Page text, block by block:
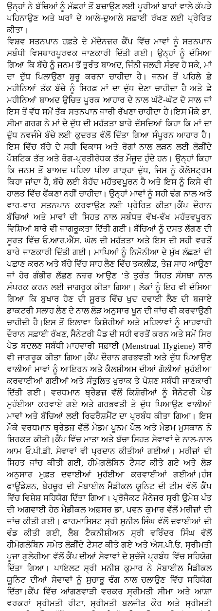
ਉਨ੍ਹਾਂ ਨੇ ਬੱਚਿਆਂ ਨੂੰ ਮੱਛਰਾਂ ਤੋਂ ਬਚਾਉਣ ਲਈ ਪੂਰੀਆਂ ਬਾਹਾਂ ਵਾਲੇ ਕੱਪੜੇ
ਪਹਿਨਾਉਣ ਅਤੇ ਘਰਾਂ ਦੇ ਆਲੇ-ਦੁਆਲੇ ਸਫ਼ਾਈ ਰੱਖਣ ਲਈ ਪ੍ਰੇਰਿਤ
ਕੀਤਾ।
ਵਿਸ਼ਵ ਸਤਨਪਾਨ ਹਫ਼ਤੇ ਦੇ ਮੱਦੇਨਜ਼ਰ ਕੈਂਪ ਵਿੱਚ ਮਾਵਾਂ ਨੂੰ ਸਤਨਪਾਨ
ਸਬੰਧੀ ਵਿਸਥਾਰਪੂਰਵਕ ਜਾਣਕਾਰੀ ਦਿੱਤੀ ਗਈ। ਉਨ੍ਹਾਂ ਨੂੰ ਦੱਸਿਆ
ਗਿਆ ਕਿ ਬੱਚੇ ਨੂੰ ਜਨਮ ਤੋਂ ਤੁਰੰਤ ਬਾਅਦ, ਜਿੰਨੀ ਜਲਦੀ ਸੰਭਵ ਹੋ ਸਕੇ, ਮਾਂ
ਦਾ ਦੁੱਧ ਪਿਲਾਉਣਾ ਸ਼ੁਰੂ ਕਰਨਾ ਚਾਹੀਦਾ ਹੈ। ਜਨਮ ਤੋਂ ਪਹਿਲੇ ਛੇ
ਮਹੀਨਿਆਂ ਤੱਕ ਬੱਚੇ ਨੂੰ ਸਿਰਫ਼ ਮਾਂ ਦਾ ਦੁੱਧ ਦੇਣਾ ਚਾਹੀਦਾ ਹੈ ਅਤੇ ਛੇ
ਮਹੀਨਿਆਂ ਬਾਅਦ ਉਚਿਤ ਪੂਰਕ ਆਹਾਰ ਦੇ ਨਾਲ ਘੱਟੋ-ਘੱਟ ਦੋ ਸਾਲ ਜਾਂ
ਇਸ ਤੋਂ ਵੱਧ ਸਮੇਂ ਤੱਕ ਸਤਨਪਾਨ ਜਾਰੀ ਰੱਖਣਾ ਚਾਹੀਦਾ ਹੈ।ਇਸ ਮੌਕੇ ਡਾ.
ਸੀਮਾ ਗਰਗ ਨੇ ਮਾਂ ਦੇ ਦੁੱਧ ਦੀ ਮਹੱਤਤਾ ਬਾਰੇ ਦੱਸਦਿਆਂ ਕਿਹਾ ਕਿ ਮਾਂ ਦਾ
ਦੁੱਧ ਨਵਜੰਮੇ ਬੱਚੇ ਲਈ ਕੁਦਰਤ ਵੱਲੋਂ ਦਿੱਤਾ ਗਿਆ ਸੰਪੂਰਨ ਆਹਾਰ ਹੈ।
ਇਸ ਵਿੱਚ ਬੱਚੇ ਦੇ ਸਹੀ ਵਿਕਾਸ ਅਤੇ ਰੋਗਾਂ ਨਾਲ ਲੜਨ ਲਈ ਲੋੜੀਂਦੇ
ਪੌਸ਼ਟਿਕ ਤੱਤ ਅਤੇ ਰੋਗ-ਪ੍ਰਤੀਰੋਧਕ ਤੱਤ ਮੌਜੂਦ ਹੁੰਦੇ ਹਨ। ਉਨ੍ਹਾਂ ਕਿਹਾ
ਕਿ ਜਨਮ ਤੋਂ ਬਾਅਦ ਪਹਿਲਾ ਪੀਲਾ ਗਾੜ੍ਹਾ ਦੁੱਧ, ਜਿਸ ਨੂੰ ਕੋਲੋਸਟ੍ਰਮ
ਕਿਹਾ ਜਾਂਦਾ ਹੈ, ਬੱਚੇ ਲਈ ਬੇਹੱਦ ਮਹੱਤਵਪੂਰਨ ਹੈ ਅਤੇ ਇਸ ਨੂੰ ਕਿਸੇ ਵੀ
ਹਾਲਤ ਵਿੱਚ ਫੈਂਕਣਾ ਨਹੀਂ ਚਾਹੀਦਾ। ਉਨ੍ਹਾਂ ਮਾਵਾਂ ਨੂੰ ਸਹੀ ਢੰਗ ਨਾਲ ਅਤੇ
ਵਾਰ-ਵਾਰ ਸਤਨਪਾਨ ਕਰਵਾਉਣ ਲਈ ਪ੍ਰੇਰਿਤ ਕੀਤਾ।ਕੈਂਪ ਦੌਰਾਨ
ਬੱਚਿਆਂ ਅਤੇ ਮਾਵਾਂ ਦੀ ਸਿਹਤ ਨਾਲ ਸਬੰਧਤ ਵੱਖ-ਵੱਖ ਮਹੱਤਵਪੂਰਨ
ਵਿਸ਼ਿਆਂ ਬਾਰੇ ਵੀ ਜਾਗਰੂਕਤਾ ਦਿੱਤੀ ਗਈ। ਬੱਚਿਆਂ ਨੂੰ ਦਸਤ ਲੱਗਣ ਦੀ
ਸੂਰਤ ਵਿੱਚ ਓ.ਆਰ.ਐੱਸ. ਘੋਲ ਦੀ ਮਹੱਤਤਾ ਅਤੇ ਇਸ ਦੀ ਸਹੀ ਵਰਤੋਂ
ਬਾਰੇ ਜਾਣਕਾਰੀ ਦਿੱਤੀ ਗਈ। ਮਾਪਿਆਂ ਨੂੰ ਨਿਮੋਨੀਆ ਦੇ ਮੁੱਖ ਲੱਛਣਾਂ ਦੀ
ਪਛਾਣ ਕਰਨ ਅਤੇ ਬੱਚੇ ਵਿੱਚ ਸਾਹ ਲੈਣ ਵਿੱਚ ਤਕਲੀਫ਼, ਤੇਜ਼ ਸਾਹ ਆਉਣਾ
ਜਾਂ ਹੋਰ ਗੰਭੀਰ ਲੱਛਣ ਨਜ਼ਰ ਆਉਣ ’ਤੇ ਤੁਰੰਤ ਸਿਹਤ ਸੰਸਥਾ ਨਾਲ
ਸੰਪਰਕ ਕਰਨ ਲਈ ਜਾਗਰੂਕ ਕੀਤਾ ਗਿਆ। ਲੋਕਾਂ ਨੂੰ ਇਹ ਵੀ ਦੱਸਿਆ
ਗਿਆ ਕਿ ਬੁਖਾਰ ਹੋਣ ਦੀ ਸੂਰਤ ਵਿੱਚ ਖੁਦ ਦਵਾਈ ਲੈਣ ਦੀ ਬਜਾਏ
ਡਾਕਟਰੀ ਸਲਾਹ ਲੈਣ ਦੇ ਨਾਲ ਲੋੜ ਅਨੁਸਾਰ ਖੂਨ ਦੀ ਜਾਂਚ ਵੀ ਕਰਵਾਉਣੀ
ਚਾਹੀਦੀ ਹੈ।ਇਸ ਤੋਂ ਇਲਾਵਾ ਕਿਸ਼ੋਰੀਆਂ ਅਤੇ ਮਹਿਲਾਵਾਂ ਨੂੰ ਮਾਹਵਾਰੀ
ਦੌਰਾਨ ਸਫ਼ਾਈ ਰੱਖਣ, ਸੈਨੇਟਰੀ ਪੈਡ ਦੀ ਸਹੀ ਵਰਤੋਂ ਕਰਨ ਅਤੇ ਸਮੇਂ ਸਿਰ
ਪੈਡ ਬਦਲਣ ਸਬੰਧੀ ਮਾਹਵਾਰੀ ਸਫ਼ਾਈ (Menstrual Hygiene) ਬਾਰੇ
ਵੀ ਜਾਗਰੂਕ ਕੀਤਾ ਗਿਆ।ਕੈਂਪ ਦੌਰਾਨ ਗਰਭਵਤੀ ਅਤੇ ਦੁੱਧ ਪਿਆਉਣ
ਵਾਲੀਆਂ ਮਾਵਾਂ ਨੂੰ ਆਇਰਨ ਅਤੇ ਕੈਲਸ਼ੀਅਮ ਦੀਆਂ ਗੋਲੀਆਂ ਮੁਹੱਈਆ
ਕਰਵਾਈਆਂ ਗਈਆਂ ਅਤੇ ਸੰਤੁਲਿਤ ਖੁਰਾਕ ਤੇ ਪੋਸ਼ਣ ਸਬੰਧੀ ਜਾਣਕਾਰੀ
ਦਿੱਤੀ ਗਈ। ਵਰਧਮਾਨ ਥ੍ਰੈਡਜ਼ ਵੱਲੋਂ ਕਿਸ਼ੋਰੀਆਂ ਨੂੰ ਸੈਨੇਟਰੀ ਪੈਡ
ਮੁਹੱਈਆ ਕਰਵਾਏ ਗਏ ਅਤੇ ਗਰਭਵਤੀ ਤੇ ਦੁੱਧ ਪਿਆਉਣ ਵਾਲੀਆਂ
ਮਾਵਾਂ ਅਤੇ ਬੱਚਿਆਂ ਲਈ ਰਿਫਰੈਸ਼ਮੈਂਟ ਦਾ ਪ੍ਰਬੰਧ ਕੀਤਾ ਗਿਆ। ਇਸ
ਮੌਕੇ ਵਰਧਮਾਨ ਥ੍ਰੈਡਜ਼ ਵੱਲੋਂ ਮੈਡਮ ਪੂਨਮ ਪੌਲ ਅਤੇ ਮੈਡਮ ਮੁਸਕਾਨ ਨੇ
ਸ਼ਿਰਕਤ ਕੀਤੀ।ਕੈਂਪ ਵਿੱਚ ਮਾਤਾ ਅਤੇ ਬੱਚਾ ਸਿਹਤ ਸੇਵਾਵਾਂ ਦੇ ਨਾਲ-ਨਾਲ
ਆਮ ਓ.ਪੀ.ਡੀ. ਸੇਵਾਵਾਂ ਵੀ ਪ੍ਰਦਾਨ ਕੀਤੀਆਂ ਗਈਆਂ। ਮਰੀਜ਼ਾਂ ਦੀ
ਸਿਹਤ ਜਾਂਚ ਕੀਤੀ ਗਈ, ਹੀਮੋਗਲੋਬਿਨ ਟੈਸਟ ਕੀਤੇ ਗਏ ਅਤੇ ਲੋੜ
ਅਨੁਸਾਰ ਮੁਫ਼ਤ ਦਵਾਈਆਂ ਮੁਹੱਈਆ ਕਰਵਾਈਆਂ ਗਈਆਂ।ਹੰਸ
ਫਾਊਂਡੇਸ਼ਨ, ਬੇਹਚੂਰ ਦੀ ਮੋਬਾਈਲ ਮੈਡੀਕਲ ਯੂਨਿਟ ਦੀ ਟੀਮ ਵੱਲੋਂ ਕੈਂਪ
ਵਿੱਚ ਵਿਸ਼ੇਸ਼ ਸਹਿਯੋਗ ਦਿੱਤਾ ਗਿਆ। ਪ੍ਰੋਜੈਕਟ ਮੈਨੇਜਰ ਸ੍ਰੀ ਉਮੇਸ਼ ਪੰਤ
ਦੀ ਅਗਵਾਈ ਹੇਠ ਮੈਡੀਕਲ ਅਫ਼ਸਰ ਡਾ. ਪਵਨ ਕੁਮਾਰ ਵੱਲੋਂ ਮਰੀਜ਼ਾਂ ਦੀ
ਜਾਂਚ ਕੀਤੀ ਗਈ। ਫਾਰਮਾਸਿਸਟ ਸ੍ਰੀ ਸੁਨੀਲ ਸਿੰਘ ਵੱਲੋਂ ਦਵਾਈਆਂ ਦੀ
ਵੰਡ ਕੀਤੀ ਗਈ, ਲੈਬ ਟੈਕਨੀਸ਼ੀਅਨ ਸ੍ਰੀ ਵਰਿੰਦਰ ਸਿੰਘ ਵੱਲੋਂ
ਹੀਮੋਗਲੋਬਿਨ ਸਮੇਤ ਲੋੜੀਂਦੇ ਟੈਸਟ ਕੀਤੇ ਗਏ ਅਤੇ ਐਸ.ਪੀ.ਓ. ਸ੍ਰੀਮਤੀ
ਪੂਜਾ ਗੁਲੇਰੀਆ ਵੱਲੋਂ ਕੈਂਪ ਦੀਆਂ ਸੇਵਾਵਾਂ ਦੇ ਸੁਚੱਜੇ ਪ੍ਰਬੰਧ ਵਿੱਚ ਸਹਿਯੋਗ
ਦਿੱਤਾ ਗਿਆ। ਪਾਇਲਟ ਸ੍ਰੀ ਮਨੀਸ਼ ਕੁਮਾਰ ਨੇ ਮੋਬਾਈਲ ਮੈਡੀਕਲ
ਯੂਨਿਟ ਦੀਆਂ ਸੇਵਾਵਾਂ ਨੂੰ ਸੁਚਾਰੂ ਢੰਗ ਨਾਲ ਚਲਾਉਣ ਵਿੱਚ ਸਹਿਯੋਗ
ਦਿੱਤਾ।ਕੈਂਪ ਵਿੱਚ ਆਂਗਣਵਾੜੀ ਵਰਕਰ ਸ੍ਰੀਮਤੀ ਸੀਮਾ ਅਤੇ ਆਸ਼ਾ
ਵਰਕਰਾਂ ਸ੍ਰੀਮਤੀ ਰੀਟਾ, ਸ੍ਰੀਮਤੀ ਬਲਜੀਤ ਕੌਰ ਅਤੇ ਸ੍ਰੀਮਤੀ